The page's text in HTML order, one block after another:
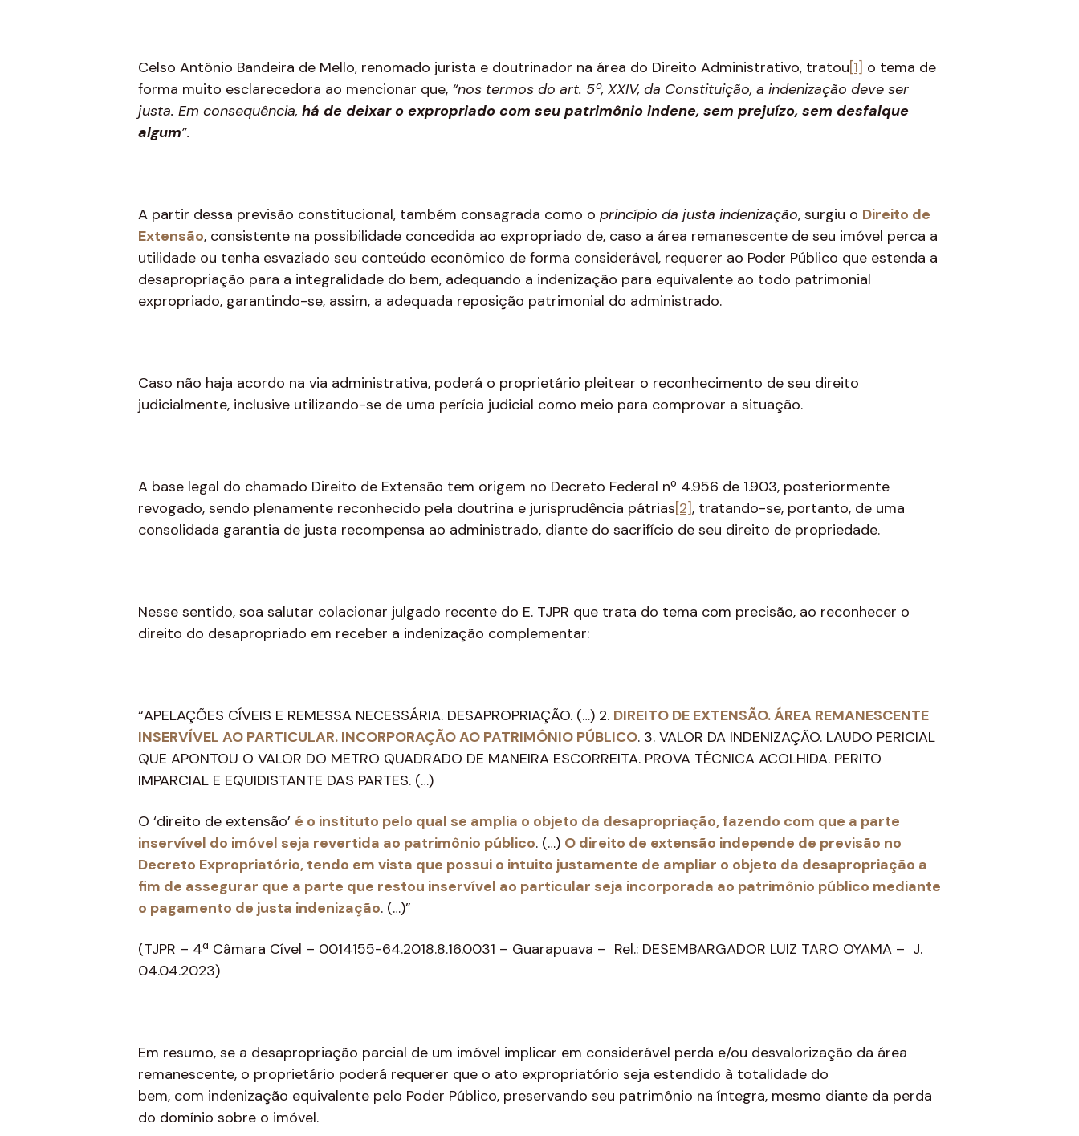
Celso Antônio Bandeira de Mello, renomado jurista e doutrinador na área do Direito Administrativo, tratou[1] o tema de
forma muito esclarecedora ao mencionar que, “nos termos do art. 5º, XXIV, da Constituição, a indenização deve ser
justa. Em consequência, há de deixar o expropriado com seu patrimônio indene, sem prejuízo, sem desfalque
algum”.
A partir dessa previsão constitucional, também consagrada como o princípio da justa indenização, surgiu o Direito de
Extensão, consistente na possibilidade concedida ao expropriado de, caso a área remanescente de seu imóvel perca a
utilidade ou tenha esvaziado seu conteúdo econômico de forma considerável, requerer ao Poder Público que estenda a
desapropriação para a integralidade do bem, adequando a indenização para equivalente ao todo patrimonial
expropriado, garantindo-se, assim, a adequada reposição patrimonial do administrado.
Caso não haja acordo na via administrativa, poderá o proprietário pleitear o reconhecimento de seu direito
judicialmente, inclusive utilizando-se de uma perícia judicial como meio para comprovar a situação.
A base legal do chamado Direito de Extensão tem origem no Decreto Federal nº 4.956 de 1.903, posteriormente
revogado, sendo plenamente reconhecido pela doutrina e jurisprudência pátrias[2], tratando-se, portanto, de uma
consolidada garantia de justa recompensa ao administrado, diante do sacrifício de seu direito de propriedade.
Nesse sentido, soa salutar colacionar julgado recente do E. TJPR que trata do tema com precisão, ao reconhecer o
direito do desapropriado em receber a indenização complementar:
“APELAÇÕES CÍVEIS E REMESSA NECESSÁRIA. DESAPROPRIAÇÃO. (…) 2. DIREITO DE EXTENSÃO. ÁREA REMANESCENTE
INSERVÍVEL AO PARTICULAR. INCORPORAÇÃO AO PATRIMÔNIO PÚBLICO. 3. VALOR DA INDENIZAÇÃO. LAUDO PERICIAL
QUE APONTOU O VALOR DO METRO QUADRADO DE MANEIRA ESCORREITA. PROVA TÉCNICA ACOLHIDA. PERITO
IMPARCIAL E EQUIDISTANTE DAS PARTES. (…)
O ‘direito de extensão’ é o instituto pelo qual se amplia o objeto da desapropriação, fazendo com que a parte
inservível do imóvel seja revertida ao patrimônio público. (…) O direito de extensão independe de previsão no
Decreto Expropriatório, tendo em vista que possui o intuito justamente de ampliar o objeto da desapropriação a
fim de assegurar que a parte que restou inservível ao particular seja incorporada ao patrimônio público mediante
o pagamento de justa indenização. (…)”
(TJPR – 4ª Câmara Cível – 0014155-64.2018.8.16.0031 – Guarapuava – Rel.: DESEMBARGADOR LUIZ TARO OYAMA – J.
04.04.2023)
Em resumo, se a desapropriação parcial de um imóvel implicar em considerável perda e/ou desvalorização da área
remanescente, o proprietário poderá requerer que o ato expropriatório seja estendido à totalidade do
bem, com indenização equivalente pelo Poder Público, preservando seu patrimônio na íntegra, mesmo diante da perda
do domínio sobre o imóvel.